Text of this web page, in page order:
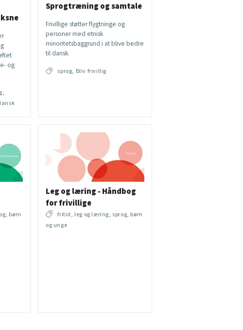
og
Sprogtræning og samtale
Frivillige støtter flygtninge og
personer med etnisk
minoritetsbaggrund i at blive bedre
til dansk.
sprog, Bliv frivillig
børn
Leg og læring - Håndbog
for frivillige
fritid, leg og læring, sprog, børn
og unge